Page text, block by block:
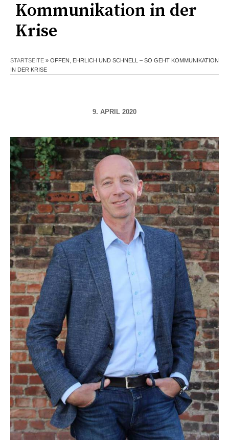
Kommunikation in der
Krise
STARTSEITE » OFFEN, EHRLICH UND SCHNELL – SO GEHT KOMMUNIKATION
IN DER KRISE
9. APRIL 2020